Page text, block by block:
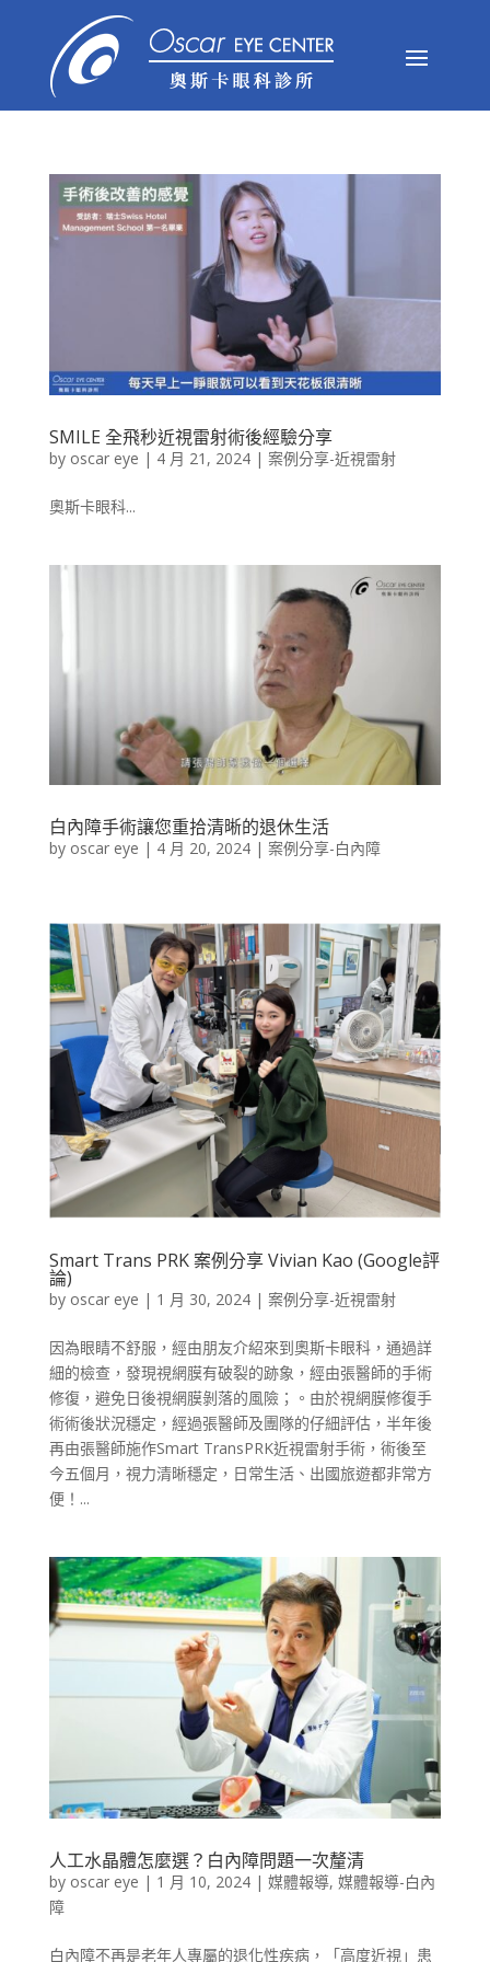
SMILE 全飛秒近視雷射術後經驗分享
by oscar eye | 4 月 21, 2024| 案例分享-近視雷射
奧斯卡眼科...
白內障手術讓您重拾清晰的退休生活
by oscar eye | 4 月 20, 2024| 案例分享-白內障
Smart Trans PRK 案例分享 Vivian Kao (Google評
論)
by oscar eye | 1 月 30, 2024| 案例分享-近視雷射
因為眼睛不舒服，經由朋友介紹來到奧斯卡眼科，通過詳
細的檢查，發現視網膜有破裂的跡象，經由張醫師的手術
修復，避免日後視網膜剝落的風險；。由於視網膜修復手
術術後狀況穩定，經過張醫師及團隊的仔細評估，半年後
再由張醫師施作Smart TransPRK近視雷射手術，術後至
今五個月，視力清晰穩定，日常生活、出國旅遊都非常方
便！...
人工水晶體怎麼選？白內障問題一次釐清
by oscar eye | 1 月 10, 2024| 媒體報導, 媒體報導-白內
障
白內障不再是老年人專屬的退化性疾病，「高度近視」患